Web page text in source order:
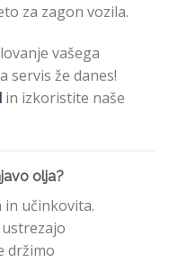
za zagon vozila.
vašega
servis že danes!
in izkoristite naše
olja?
in učinkovita.
držimo